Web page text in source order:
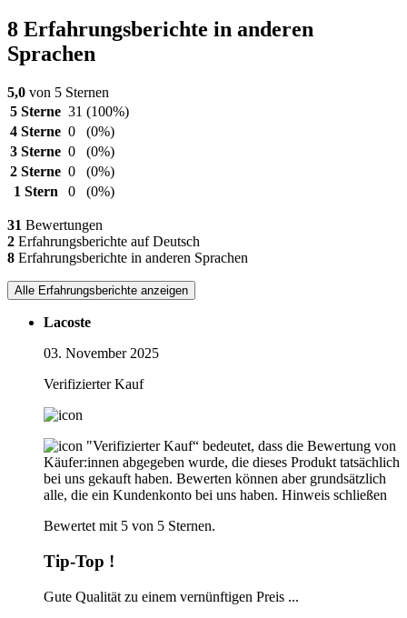
8 Erfahrungsberichte in anderen
Sprachen
5,0 von 5 Sternen
5 Sterne 31 (100%)
4 Sterne 0
(0%)
3 Sterne 0
(0%)
2 Sterne 0
(0%)
1 Stern
0 (0%)
31 Bewertungen
2 Erfahrungsberichte auf Deutsch
8 Erfahrungsberichte in anderen Sprachen
Alle Erfahrungsberichte anzeigen
Lacoste
03. November 2025
Verifizierter Kauf
"Verifizierter Kauf“ bedeutet, dass die Bewertung von
Käufer:innen abgegeben wurde, die dieses Produkt tatsächlich
bei uns gekauft haben. Bewerten können aber grundsätzlich
alle, die ein Kundenkonto bei uns haben. Hinweis schließen
Bewertet mit 5 von 5 Sternen.
Tip-Top !
Gute Qualität zu einem vernünftigen Preis ...